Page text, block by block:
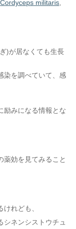
Cordyceps militaris
)が居なくても生長
染を調べていて、感
励みになる情報とな
薬効を見てみること
れども、
ネンシストウチュ